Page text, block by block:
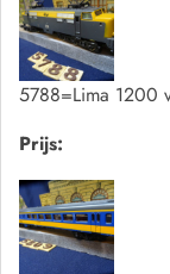
5788=Lima 1200
Prijs: